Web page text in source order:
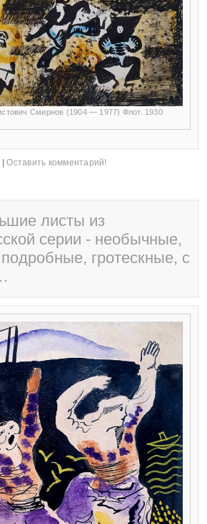
Смирнов (1904 — 1977) Флот. 1930
| Оставить комментарий!
листы из
серии - необычные,
гротескные, с